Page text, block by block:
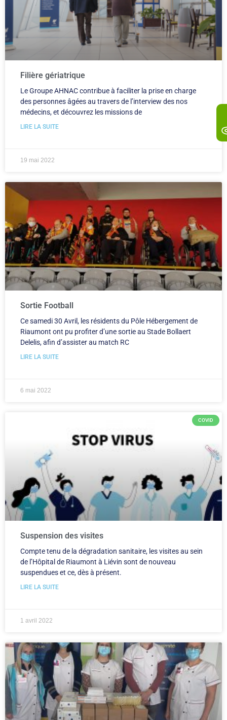
Filière gériatrique
Le Groupe AHNAC contribue à faciliter la prise en charge
des personnes âgées au travers de l’interview des nos
médecins, et découvrez les missions de
LIRE LA SUITE
19 mai 2022
Sortie Football
Ce samedi 30 Avril, les résidents du Pôle Hébergement de
Riaumont ont pu profiter d’une sortie au Stade Bollaert
Delelis, afin d’assister au match RC
LIRE LA SUITE
6 mai 2022
COVID
Suspension des visites
Compte tenu de la dégradation sanitaire, les visites au sein
de l’Hôpital de Riaumont à Liévin sont de nouveau
suspendues et ce, dès à présent.
LIRE LA SUITE
1 avril 2022